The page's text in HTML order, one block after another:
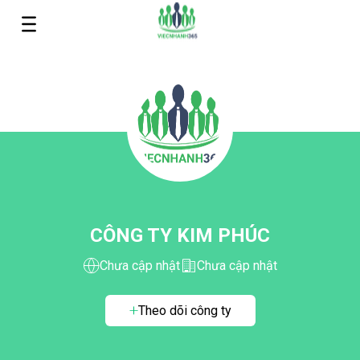
CÔNG TY KIM PHÚC
Chưa cập nhật Chưa cập nhật
Theo dõi công ty